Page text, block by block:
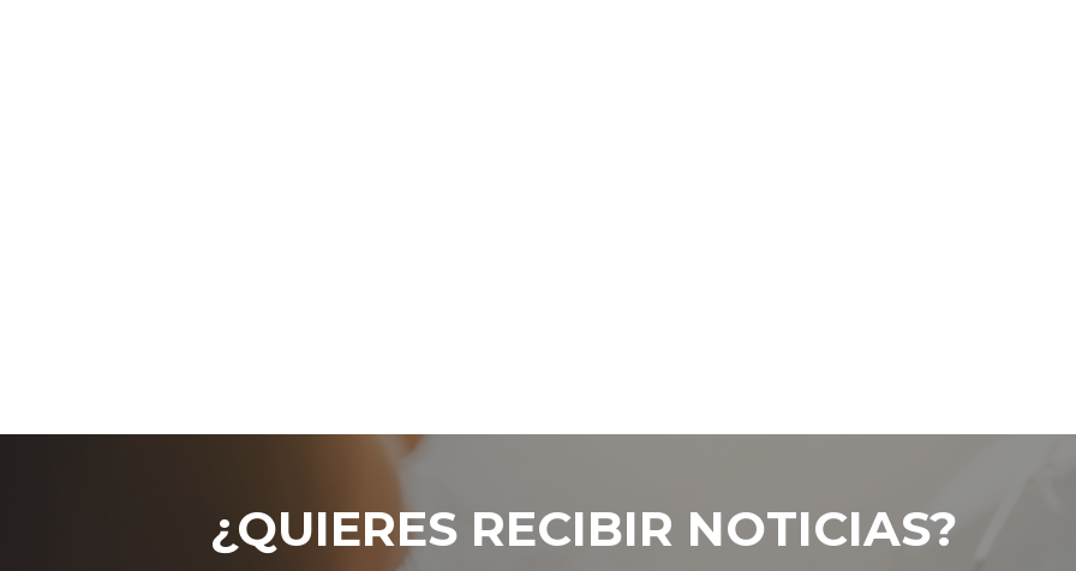
¿QUIERES RECIBIR NOTICIAS?